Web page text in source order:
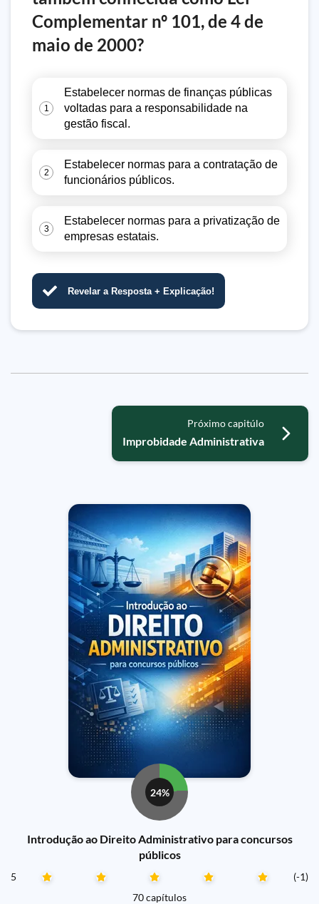
Complementar nº 101, de 4 de
maio de 2000?
1
Estabelecer normas de finanças públicas
voltadas para a responsabilidade na
gestão fiscal.
2
Estabelecer normas para a contratação de
funcionários públicos.
3
Estabelecer normas para a privatização de
empresas estatais.
Revelar a Resposta + Explicação!
Próximo capitúlo
Improbidade Administrativa
24%
Introdução ao Direito Administrativo para concursos
públicos
5
(-1)
70 capítulos